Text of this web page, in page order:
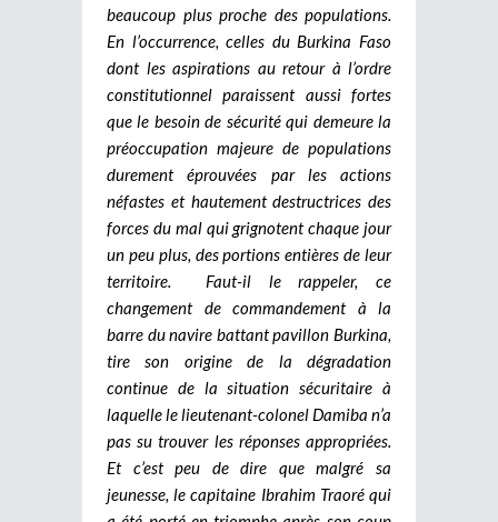
beaucoup plus proche des populations.
En l’occurrence, celles du Burkina Faso
dont les aspirations au retour à l’ordre
constitutionnel paraissent aussi fortes
que le besoin de sécurité qui demeure la
préoccupation majeure de populations
durement éprouvées par les actions
néfastes et hautement destructrices des
forces du mal qui grignotent chaque jour
un peu plus, des portions entières de leur
territoire. Faut-il le rappeler, ce
changement de commandement à la
barre du navire battant pavillon Burkina,
tire son origine de la dégradation
continue de la situation sécuritaire à
laquelle le lieutenant-colonel Damiba n’a
pas su trouver les réponses appropriées.
Et c’est peu de dire que malgré sa
jeunesse, le capitaine Ibrahim Traoré qui